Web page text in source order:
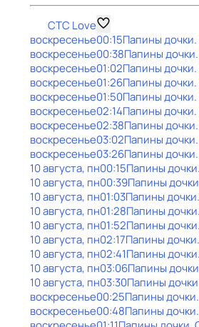
СТС Love
воскресенье00:15Папины дочки
воскресенье00:38Папины дочки
воскресенье01:02Папины дочки
воскресенье01:26Папины дочки
воскресенье01:50Папины дочки
воскресенье02:14Папины дочки
воскресенье02:38Папины дочки
воскресенье03:02Папины дочки
воскресенье03:26Папины дочки
10 августа, пн00:15Папины дочки
10 августа, пн00:39Папины дочки
10 августа, пн01:03Папины дочки
10 августа, пн01:28Папины дочки
10 августа, пн01:52Папины дочки
10 августа, пн02:17Папины дочки
10 августа, пн02:41Папины дочки
10 августа, пн03:06Папины дочки
10 августа, пн03:30Папины дочки
воскресенье00:25Папины дочки
воскресенье00:48Папины дочки